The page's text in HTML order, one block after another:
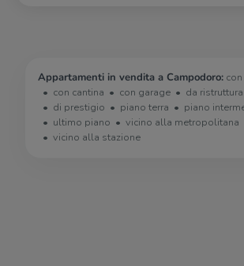
Appartamenti in vendita a Campodoro:
con cantina
con garage
da
di prestigio
piano terra
piano
ultimo piano
vicino alla metropolitana
vicino alla stazione